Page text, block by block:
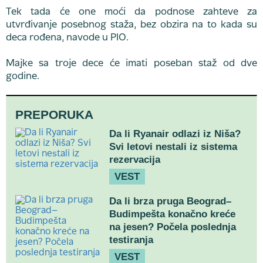
Tek tada će one moći da podnose zahteve za
utvrđivanje posebnog staža, bez obzira na to kada su
deca rođena, navode u PIO.
Majke sa troje dece će imati poseban staž od dve
godine.
PREPORUKA
Da li Ryanair odlazi iz Niša?
Svi letovi nestali iz sistema
rezervacija
VEST
Da li brza pruga Beograd–
Budimpešta konačno kreće
na jesen? Počela poslednja
testiranja
VEST